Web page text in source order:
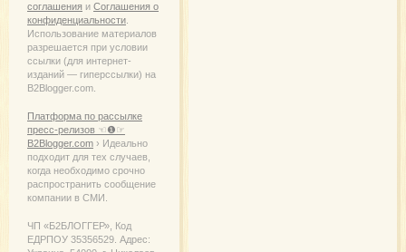
соглашения и Соглашения о
конфиденциальности
Использование материалов
разрешается при условии
ссылки (для интернет-
изданий — гиперссылки) на
B2Blogger.com.
Платформа по рассылке
пресс-релизов ☜❶☞
B2Blogger.com › Идеально
подходит для тех случаев,
когда необходимо срочно
распространить сообщение
компании в СМИ.
ЧП «Б2БЛОГГЕР», Код
ЕДРПОУ 35356529. Адрес: